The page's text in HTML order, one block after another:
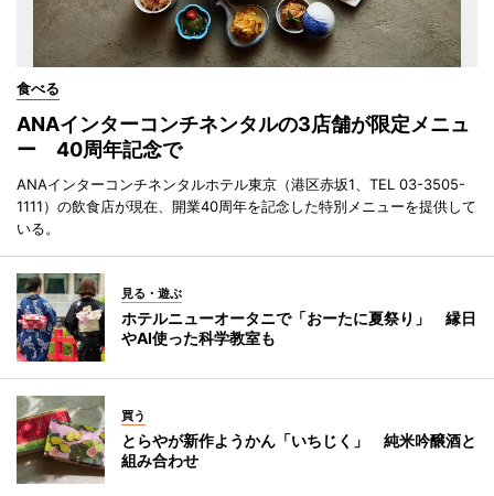
食べる
ANAインターコンチネンタルの3店舗が限定メニュ
ー 40周年記念で
ANAインターコンチネンタルホテル東京（港区赤坂1、TEL 03-3505-
1111）の飲食店が現在、開業40周年を記念した特別メニューを提供して
いる。
見る・遊ぶ
ホテルニューオータニで「おーたに夏祭り」 縁日
やAI使った科学教室も
買う
とらやが新作ようかん「いちじく」 純米吟醸酒と
組み合わせ